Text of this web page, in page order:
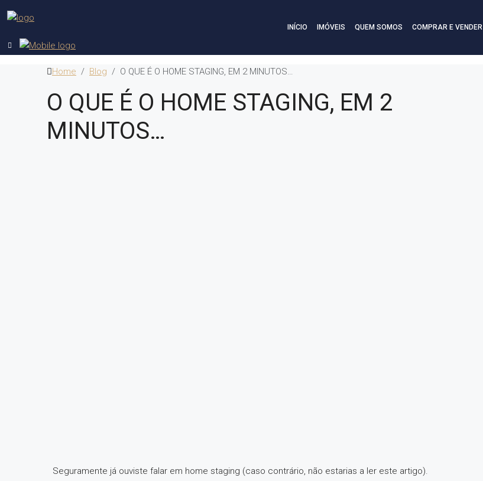
INÍCIO IMÓVEIS QUEM SOMOS COMPRAR E VENDER
Home Blog O QUE É O HOME STAGING, EM 2 MINUTOS…
O QUE É O HOME STAGING, EM 2
MINUTOS…
Seguramente já ouviste falar em home staging (caso contrário, não estarias a ler este artigo).